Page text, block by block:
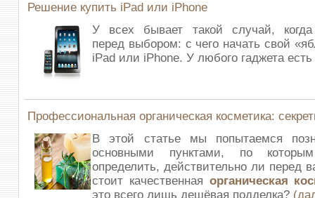
Решение купить iPad или iPhone
У всех бывает такой случай, когда
перед выбором: с чего начать свой
iPad или iPhone. У любого гаджета
Профессиональная органическая косметика:
В этой статье мы попытаемся
основными пунктами, по
определить, действительно ли перед
стоит качественная органическая
это всего лишь дешёвая подделка?